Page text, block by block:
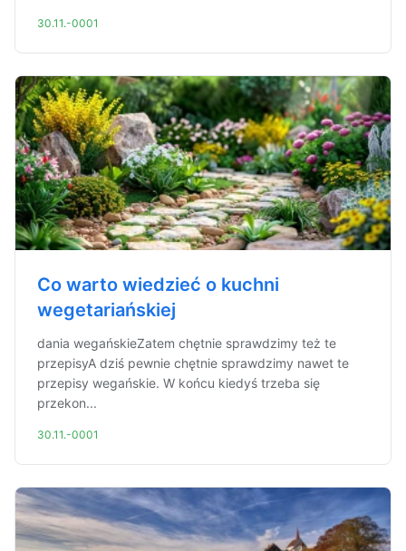
30.11.-0001
Co warto wiedzieć o kuchni
wegetariańskiej
dania wegańskieZatem chętnie sprawdzimy też te
przepisyA dziś pewnie chętnie sprawdzimy nawet te
przepisy wegańskie. W końcu kiedyś trzeba się
przekon...
30.11.-0001